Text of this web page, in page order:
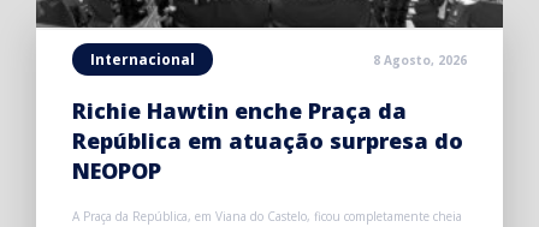
Internacional 8 Agosto, 2026
Richie Hawtin enche Praça da
República em atuação surpresa do
NEOPOP
A Praça da República, em Viana do Castelo, ficou completamente cheia